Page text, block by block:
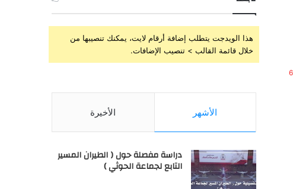
هذا الويدجت يتطلب إضافة أرقام لايت، يمكنك تنصيبها من
خلال قائمة القالب > تنصيب الإضافات.
الأشهر الأخيرة
دراسة مفصلة حول ( الطيران المسير
التابع لجماعة الحوثي )